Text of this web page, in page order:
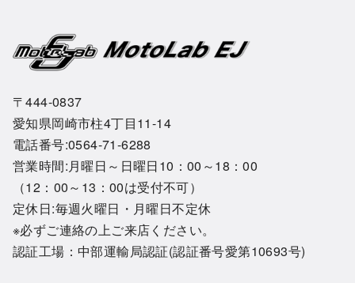
〒444-0837
愛知県岡崎市柱4丁目11-14
電話番号:0564-71-6288
営業時間:月曜日～日曜日10：00～18：00
（12：00～13：00は受付不可）
定休日:毎週火曜日・月曜日不定休
※必ずご連絡の上ご来店ください。
認証工場：中部運輸局認証(認証番号愛第10693号)